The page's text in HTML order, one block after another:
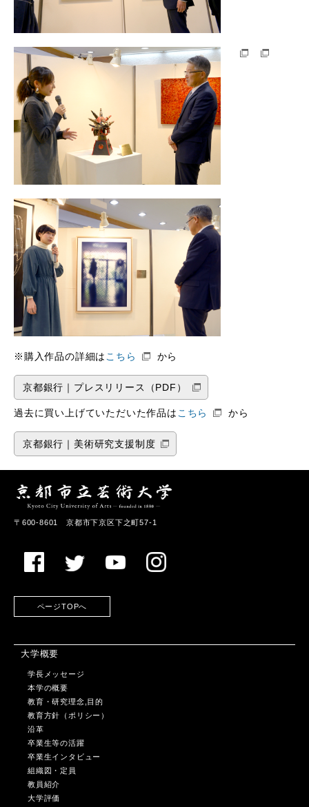
※購入作品の詳細は こちら から
京都銀行｜プレスリリース（PDF）
過去に買い上げていただいた作品は こちら から
京都銀行｜美術研究支援制度
〒600-8601 京都市下京区下之町57-1
ページTOPへ
大学概要
学長メッセージ
本学の概要
教育・研究理念,目的
教育方針（ポリシー）
沿革
卒業生等の活躍
卒業生インタビュー
組織図・定員
教員紹介
大学評価